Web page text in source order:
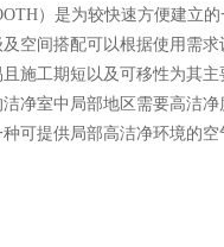
）是为较快速方便建立
空间搭配可以根据使用需求
施工期短以及可移性为其主
净室中局部地区需要高洁净
可提供局部高洁净环境的空